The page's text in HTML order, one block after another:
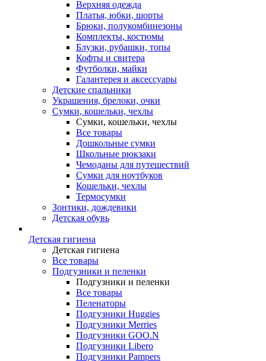
Верхняя одежда
Платья, юбки, шорты
Брюки, полукомбинезоны
Комплекты, костюмы
Блузки, рубашки, топы
Кофты и свитера
Футболки, майки
Галантерея и аксессуары
Детские спальники
Украшения, брелоки, очки
Сумки, кошельки, чехлы
Сумки, кошельки, чехлы
Все товары
Дошкольные сумки
Школьные рюкзаки
Чемоданы для путешествий
Сумки для ноутбуков
Кошельки, чехлы
Термосумки
Зонтики, дождевики
Детская обувь
Детская гигиена
Детская гигиена
Все товары
Подгузники и пеленки
Подгузники и пеленки
Все товары
Пеленаторы
Подгузники Huggies
Подгузники Merries
Подгузники GOO.N
Подгузники Libero
Подгузники Pampers